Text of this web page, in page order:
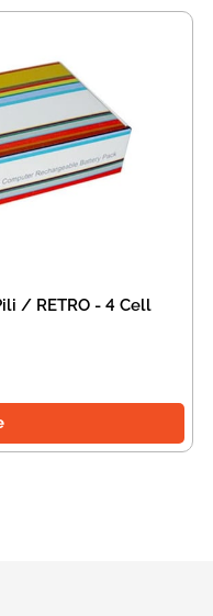
/ RETRO - 4 Cell